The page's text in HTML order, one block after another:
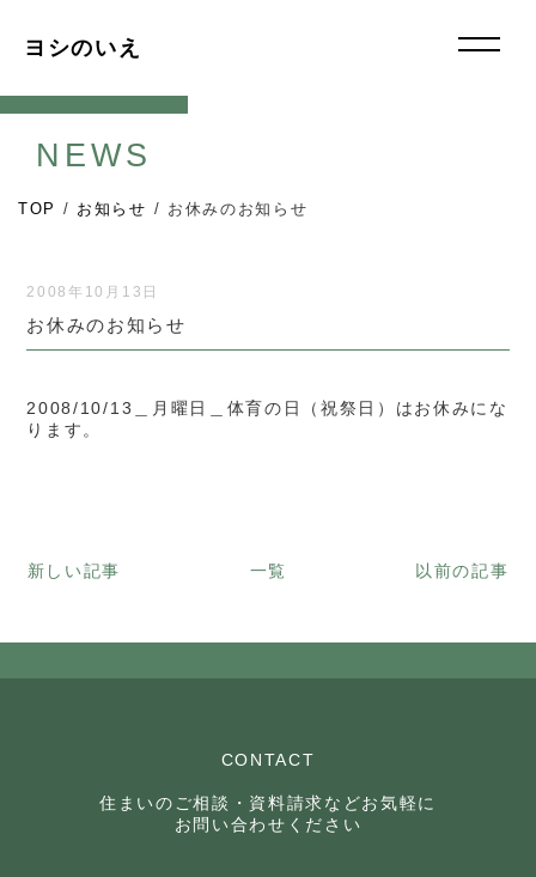
ヨシのいえ
NEWS
TOP / お知らせ / お休みのお知らせ
2008年10月13日
お休みのお知らせ
2008/10/13＿月曜日＿体育の日（祝祭日）はお休みにな
ります。
新しい記事 一覧 以前の記事
CONTACT
住まいのご相談・資料請求などお気軽に
お問い合わせください